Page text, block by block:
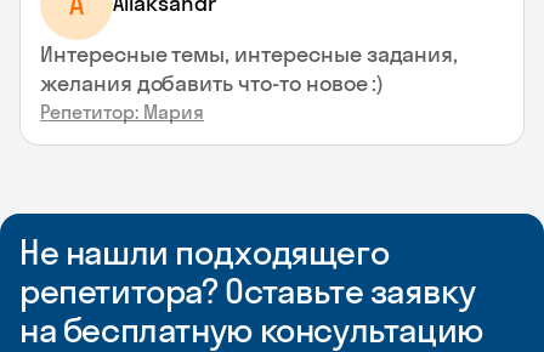
Интересные темы, интересные задания,
желания добавить что-то новое :)
Репетитор: Мария
Не нашли подходящего
репетитора? Оставьте заявку
на бесплатную консультацию